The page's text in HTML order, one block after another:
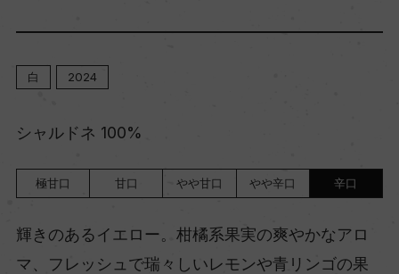
白 2024
シャルドネ 100%
極甘口 甘口 やや甘口 やや辛口 辛口
輝きのあるイエロー。柑橘系果実の爽やかなアロ
マ、フレッシュで瑞々しいレモンや青リンゴの果